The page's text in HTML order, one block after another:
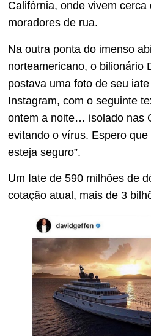
Califórnia, onde vivem cerca
moradores de rua.
Na outra ponta do imenso
norteamericano, o bilionário
postava uma foto de seu
Instagram, com o seguinte
ontem a noite… isolado nas
evitando o vírus. Espero
esteja seguro”.
Um Iate de 590 milhões de
cotação atual, mais de 3